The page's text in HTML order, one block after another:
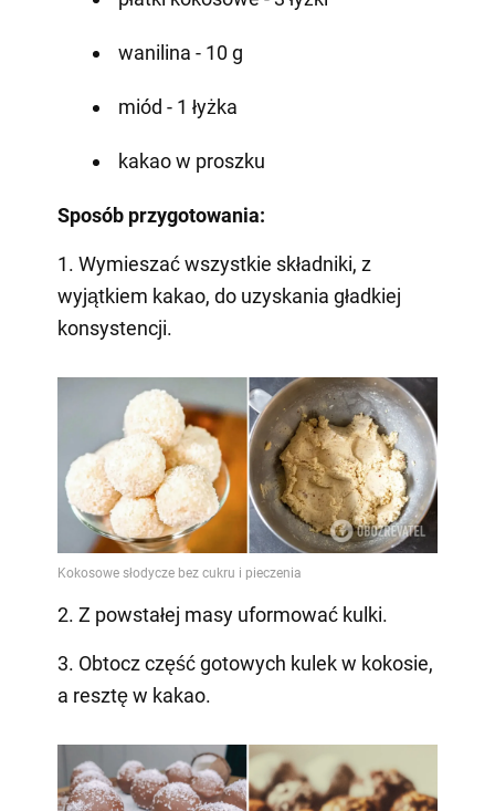
wanilina - 10 g
miód - 1 łyżka
kakao w proszku
Sposób przygotowania:
1. Wymieszać wszystkie składniki, z
wyjątkiem kakao, do uzyskania gładkiej
konsystencji.
2. Z powstałej masy uformować kulki.
3. Obtocz część gotowych kulek w kokosie,
a resztę w kakao.